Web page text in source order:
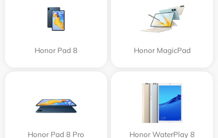
Honor Pad 8 Honor MagicPad
Honor Pad 8 Pro Honor WaterPlay 8